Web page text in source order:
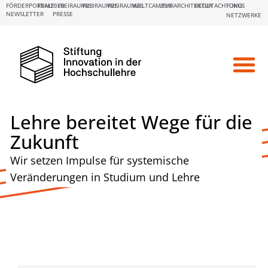
NEWSLETTER PRESSE
FÖRDERPORTALE:
FBM2020FREIRAUM23FREIRAUM25FREIRAUM26WELTCAMPUSLEHRARCHITEKTURBEGUTACHTUNG
FOKUS
NETZWERKE
Lehre bereitet Wege für die
Zukunft
Wir setzen Impulse für systemische
Veränderungen in Studium und Lehre